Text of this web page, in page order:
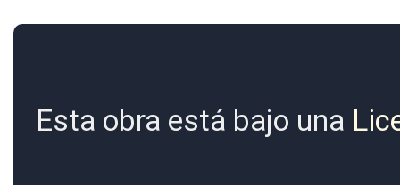
Esta obra está bajo una